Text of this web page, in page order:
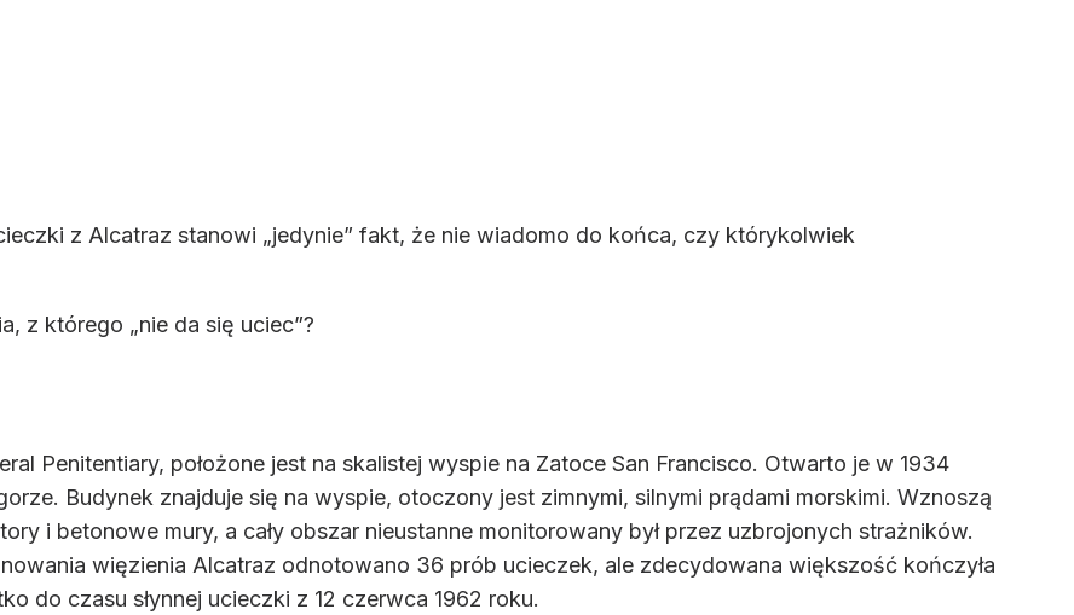
z Alcatraz stanowi „jedynie” fakt, że nie wiadomo do końca, czy którykolwiek
z którego „nie da się uciec”?
Penitentiary, położone jest na skalistej wyspie na Zatoce San Francisco. Otwarto je w 1934
Budynek znajduje się na wyspie, otoczony jest zimnymi, silnymi prądami morskimi. Wznoszą
i betonowe mury, a cały obszar nieustanne monitorowany był przez uzbrojonych strażników.
więzienia Alcatraz odnotowano 36 prób ucieczek, ale zdecydowana większość kończyła
do czasu słynnej ucieczki z 12 czerwca 1962 roku.